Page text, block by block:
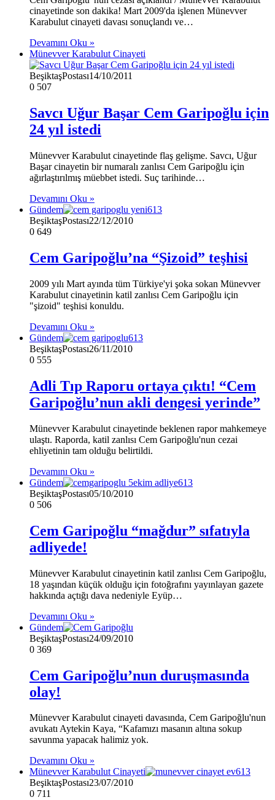
cinayetinde son dakika! Mart 2009'da işlenen Münevver
Karabulut cinayeti davası sonuçlandı ve…
Devamını Oku »
Münevver Karabulut Cinayeti
BeşiktaşPostası14/10/2011
0 507
Savcı Uğur Başar Cem Garipoğlu için
24 yıl istedi
Münevver Karabulut cinayetinde flaş gelişme. Savcı, Uğur
Başar cinayetin bir numaralı zanlısı Cem Garipoğlu için
ağırlaştırılmış müebbet istedi. Suç tarihinde…
Devamını Oku »
Gündem
BeşiktaşPostası22/12/2010
0 649
Cem Garipoğlu’na “Şizoid” teşhisi
2009 yılı Mart ayında tüm Türkiye'yi şoka sokan Münevver
Karabulut cinayetinin katil zanlısı Cem Garipoğlu için
"şizoid" teşhisi konuldu.
Devamını Oku »
Gündem
BeşiktaşPostası26/11/2010
0 555
Adli Tıp Raporu ortaya çıktı! “Cem
Garipoğlu’nun akli dengesi yerinde”
Münevver Karabulut cinayetinde beklenen rapor mahkemeye
ulaştı. Raporda, katil zanlısı Cem Garipoğlu'nun cezai
ehliyetinin tam olduğu belirtildi.
Devamını Oku »
Gündem
BeşiktaşPostası05/10/2010
0 506
Cem Garipoğlu “mağdur” sıfatıyla
adliyede!
Münevver Karabulut cinayetinin katil zanlısı Cem Garipoğlu,
18 yaşından küçük olduğu için fotoğrafını yayınlayan gazete
hakkında açtığı dava nedeniyle Eyüp…
Devamını Oku »
Gündem
BeşiktaşPostası24/09/2010
0 369
Cem Garipoğlu’nun duruşmasında
olay!
Münevver Karabulut cinayeti davasında, Cem Garipoğlu'nun
avukatı Aytekin Kaya, “Kafamızı masanın altına sokup
savunma yapacak halimiz yok.
Devamını Oku »
Münevver Karabulut Cinayeti
BeşiktaşPostası23/07/2010
0 711